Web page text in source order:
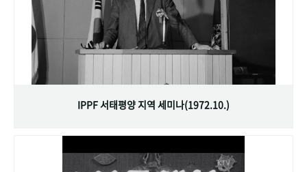
IPPF 서태평양 지역 세미나(1972.10.)